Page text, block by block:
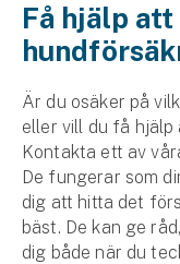
Få hjälp
Är du osäker på
eller vill du få hjälp
Kontakta ett av
De fungerar som
dig att hitta det
bäst. De kan ge
dig både när du